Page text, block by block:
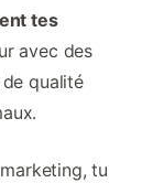
tes
avec des
qualité
tu